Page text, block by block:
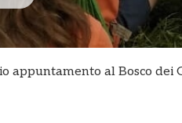
appuntamento al Bosco dei